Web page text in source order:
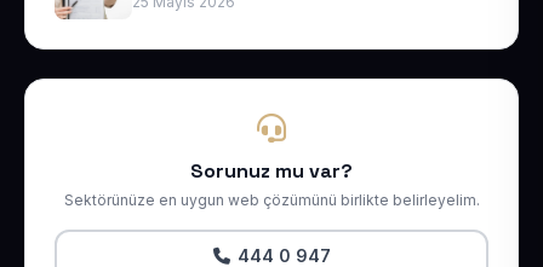
Sorunuz mu var?
Sektörünüze en uygun web çözümünü birlikte belirleyelim.
444 0 947